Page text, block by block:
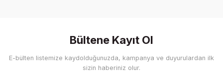
Görüş ve önerileriniz için teşekkür ederiz.
Ürün resmi kalitesiz, bozuk veya görüntülenemiyor.
Bültene Kayıt Ol
E-bülten listemize kaydolduğunuzda, kampanya ve duyurulardan ilk
sizin haberiniz olur.